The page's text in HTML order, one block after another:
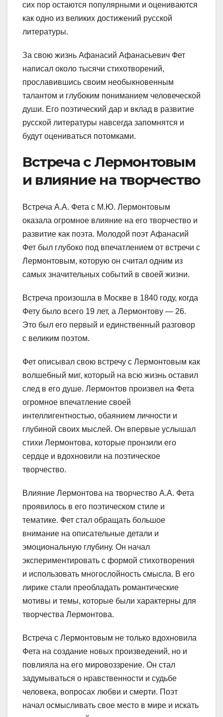
сих пор остаются популярными и оцениваются
как одно из великих достижений русской
литературы.
За свою жизнь Афанасий Афанасьевич Фет
написал около тысячи стихотворений,
прославившись своим необыкновенным
талантом и глубоким пониманием человеческой
души. Его поэтический дар и вклад в развитие
русской литературы навсегда запомнятся и
будут оцениваться потомками.
Встреча с Лермонтовым
и влияние на творчество
Встреча А.А. Фета с М.Ю. Лермонтовым
оказала огромное влияние на его творчество и
развитие как поэта. Молодой поэт Афанасий
Фет был глубоко под впечатлением от встречи с
Лермонтовым, которую он считал одним из
самых значительных событий в своей жизни.
Встреча произошла в Москве в 1840 году, когда
Фету было всего 19 лет, а Лермонтову — 26.
Это был его первый и единственный разговор
с великим поэтом.
Фет описывал свою встречу с Лермонтовым как
волшебный миг, который на всю жизнь оставил
след в его душе. Лермонтов произвел на Фета
огромное впечатление своей
интеллигентностью, обаянием личности и
глубиной своих мыслей. Он впервые услышал
стихи Лермонтова, которые пронзили его
сердце и вдохновили на поэтическое
творчество.
Влияние Лермонтова на творчество А.А. Фета
проявилось в его поэтическом стиле и
тематике. Фет стал обращать большое
внимание на описательные детали и
эмоциональную глубину. Он начал
экспериментировать с формой стихотворения
и использовать многослойность смысла. В его
лирике стали преобладать романтические
мотивы и темы, которые были характерны для
творчества Лермонтова.
Встреча с Лермонтовым не только вдохновила
Фета на создание новых произведений, но и
повлияла на его мировоззрение. Он стал
задумываться о нравственности и судьбе
человека, вопросах любви и смерти. Поэт
начал осмысливать свое место в мире и искать